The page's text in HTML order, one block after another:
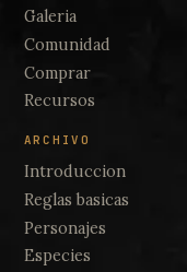
Galeria
Comunidad
Comprar
Recursos
ARCHIVO
Introduccion
Reglas basicas
Personajes
Especies